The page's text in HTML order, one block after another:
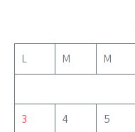
L M M
3 4 5